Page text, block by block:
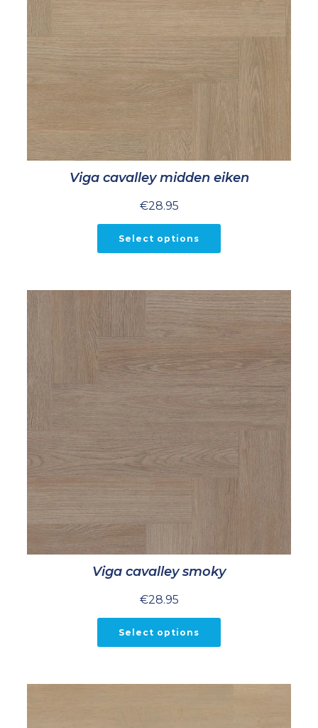
Viga cavalley midden eiken
€28.95
Select options
Viga cavalley smoky
€28.95
Select options